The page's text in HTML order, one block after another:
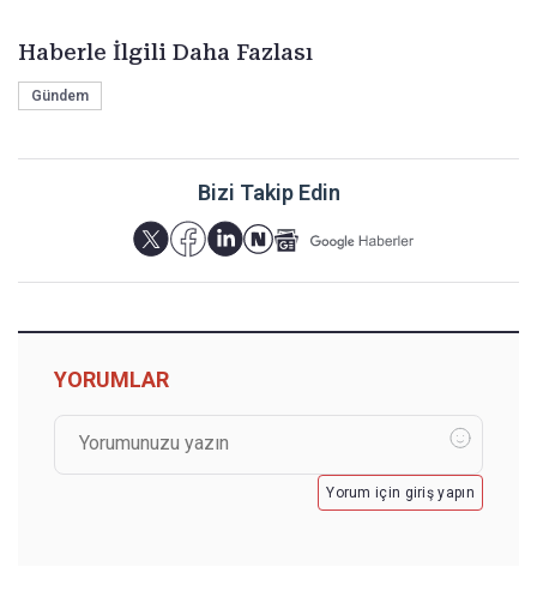
Haberle İlgili Daha Fazlası
Gündem
Bizi Takip Edin
YORUMLAR
Yorum için giriş yapın